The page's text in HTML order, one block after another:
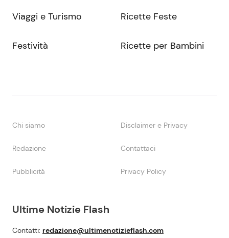
Ultime Notizie Flash
Contatti: redazione@ultimenotizieflash.com
Viaggi e Turismo
Festività
Ricette Feste
Ricette per Bambini
Chi siamo Disclaimer e Privacy
Redazione Contattaci
Pubblicità Privacy Policy